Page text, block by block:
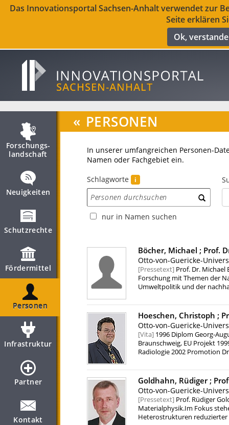
Das Innovationsportal Sachsen-Anhalt verwendet zur
Seite erklären
Ok,
Forschungs­
landschaft
Neuigkeiten
Schutzrechte
Fördermittel
Personen
Infrastruktur
Partner
Kontakt
« PERSONEN
In unserer umfangreichen Personen-
Namen oder Fachgebiet ein.
Schlagworte
i
nur in Namen suchen
Böcher, Michael ; Prof.
Otto-von-Guericke-
Pressetext Prof. Dr.
Forschung mit Themen der
Umweltpolitik und der
Politikberatungssysteme
nachhaltigen Entwicklung zu
Hoeschen, Christoph ;
Otto-von-Guericke-
Vita 1996 Diplom Georg-
Braunschweig, EU Projekt
Radiologie 2002 Promotion
Berger- Preis, 1. Platz 2010-
Diagnostik", Helmholtz
"Auswertestelle
Institut für Medizintechnik,
von-Guericke Universität
Goldhahn, Rüdiger ;
Otto-von-Guericke-
Pressetext Prof. Rüdiger
Materialphysik.Im Fokus
Heterostrukturen reduzierter